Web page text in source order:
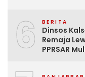
6 BERITA
Dinsos
Remaja
PPRSAR